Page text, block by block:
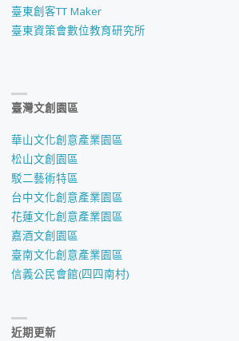
臺東創客TT Maker
臺東資策會數位教育研究所
臺灣文創園區
華山文化創意產業園區
松山文創園區
駁二藝術特區
台中文化創意產業園區
花蓮文化創意產業園區
嘉酒文創園區
臺南文化創意產業園區
信義公民會館(四四南村)
近期更新